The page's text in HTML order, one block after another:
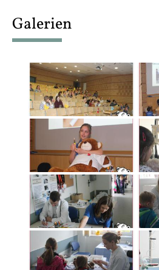
Galerien